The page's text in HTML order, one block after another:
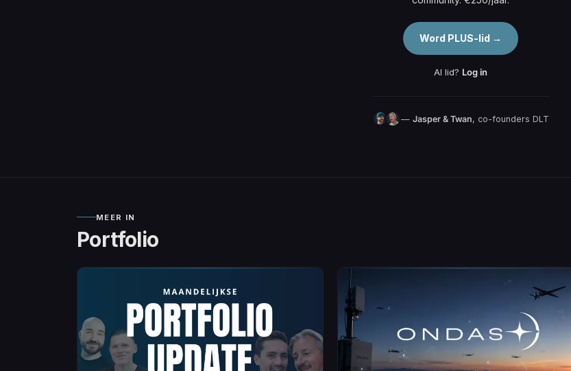
Word PLUS-lid →
Al lid? Log in
— Jasper & Twan, co-founders DLT
MEER IN
Portfolio